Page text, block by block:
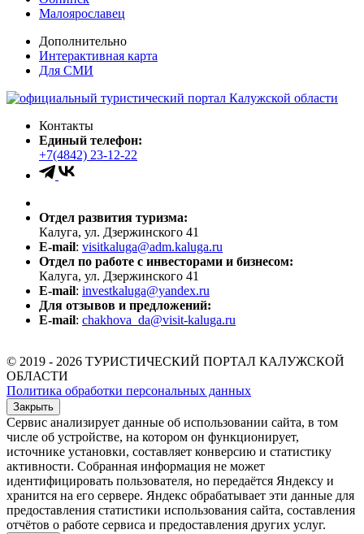
Малоярославец
Дополнительно
Интерактивная карта
Для СМИ
Контакты
Единый телефон:
+7(4842) 23-12-22
Отдел развития туризма:
Калуга, ул. Дзержинского 41
E-mail: visitkaluga@adm.kaluga.ru
Отдел по работе с инвесторами и бизнесом:
Калуга, ул. Дзержинского 41
E-mail: investkaluga@yandex.ru
Для отзывов и предложений:
E-mail: chakhova_da@visit-kaluga.ru
© 2019 - 2026 ТУРИСТИЧЕСКИЙ ПОРТАЛ КАЛУЖСКОЙ
ОБЛАСТИ
Политика обработки персональных данных
Закрыть
Сервис анализирует данные об использовании сайта, в том
числе об устройстве, на котором он функционирует,
источнике установки, составляет конверсию и статистику
активности. Собранная информация не может
идентифицировать пользователя, но передаётся Яндексу и
хранится на его сервере. Яндекс обрабатывает эти данные для
предоставления статистики использования сайта, составления
отчётов о работе сервиса и предоставления других услуг.